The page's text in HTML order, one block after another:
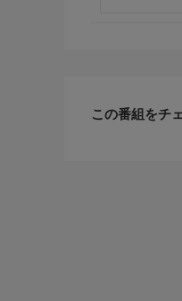
この番組をチ